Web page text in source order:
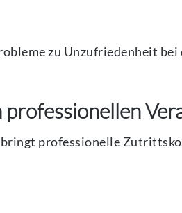
zu Unzufriedenheit
professionelle